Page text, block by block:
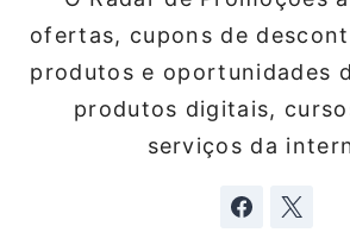
ofertas, cupons de
produtos e oportunidades
produtos digitais,
serviços da